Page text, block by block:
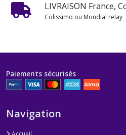
LIVRAISON France,
Colissimo ou Mondial relay
Paiements sécurisés
Navigation